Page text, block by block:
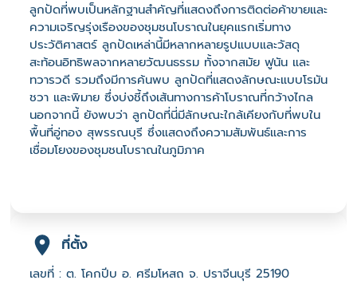
ลูกปัดที่พบเป็นหลักฐานสำคัญที่แสดงถึงการติดต่อค้าขายและ
ความเจริญรุ่งเรืองของชุมชนโบราณในยุคแรกเริ่มทาง
ประวัติศาสตร์ ลูกปัดเหล่านี้มีหลากหลายรูปแบบและวัสดุ
สะท้อนอิทธิพลจากหลายวัฒนธรรม ทั้งจากสมัย ฟูนัน และ
ทวารวดี รวมถึงมีการค้นพบ ลูกปัดที่แสดงลักษณะแบบโรมัน
ชวา และพิมาย ซึ่งบ่งชี้ถึงเส้นทางการค้าโบราณที่กว้างไกล
นอกจากนี้ ยังพบว่า ลูกปัดที่นี่มีลักษณะใกล้เคียงกับที่พบใน
พื้นที่อู่ทอง สุพรรณบุรี ซึ่งแสดงถึงความสัมพันธ์และการ
เชื่อมโยงของชุมชนโบราณในภูมิภาค
ที่ตั้ง
เลขที่ : ต. โคกปีบ อ. ศรีมโหสถ จ. ปราจีนบุรี 25190